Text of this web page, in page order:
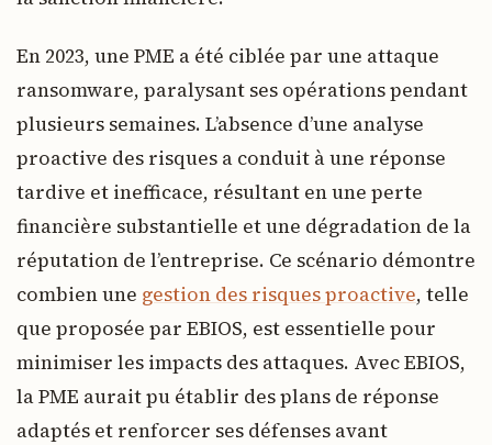
En 2023, une PME a été ciblée par une attaque
ransomware, paralysant ses opérations pendant
plusieurs semaines. L’absence d’une analyse
proactive des risques a conduit à une réponse
tardive et inefficace, résultant en une perte
financière substantielle et une dégradation de la
réputation de l’entreprise. Ce scénario démontre
combien une gestion des risques proactive, telle
que proposée par EBIOS, est essentielle pour
minimiser les impacts des attaques. Avec EBIOS,
la PME aurait pu établir des plans de réponse
adaptés et renforcer ses défenses avant